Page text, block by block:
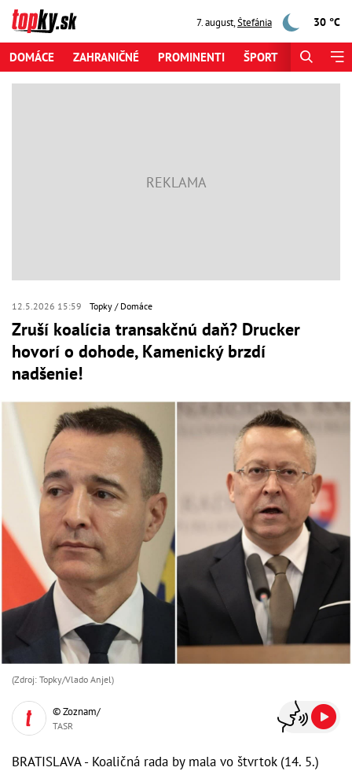
7. august,Štefánia 30 °C
DOMÁCE ZAHRANIČNÉ PROMINENTI ŠPORT
12.5.2026 15:59 Topky Domáce
Zruší koalícia transakčnú daň? Drucker
hovorí o dohode, Kamenický brzdí
nadšenie!
(Zdroj: Topky/Vlado Anjel)
© Zoznam/
TASR
BRATISLAVA - Koaličná rada by mala vo štvrtok (14. 5.)